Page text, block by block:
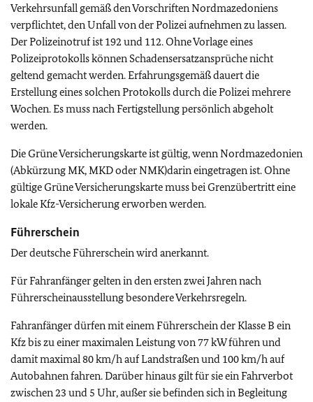
Verkehrsunfall gemäß den Vorschriften Nordmazedoniens
verpflichtet, den Unfall von der Polizei aufnehmen zu lassen.
Der Polizeinotruf ist 192 und 112. Ohne Vorlage eines
Polizeiprotokolls können Schadensersatzansprüche nicht
geltend gemacht werden. Erfahrungsgemäß dauert die
Erstellung eines solchen Protokolls durch die Polizei mehrere
Wochen. Es muss nach Fertigstellung persönlich abgeholt
werden.
Die Grüne Versicherungskarte ist gültig, wenn Nordmazedonien
(Abkürzung MK, MKD oder NMK)darineingetragen ist. Ohne
gültige Grüne Versicherungskarte muss bei Grenzübertritt eine
lokale Kfz-Versicherung erworben werden.
Führerschein
Der deutsche Führerschein wird anerkannt.
Für Fahranfänger gelten in den ersten zwei Jahren nach
Führerscheinausstellung besondere Verkehrsregeln.
Fahranfänger dürfen mit einem Führerschein der Klasse B ein
Kfz bis zu einer maximalen Leistung von 77 kW führen und
damit maximal 80 km/h auf Landstraßen und 100 km/h auf
Autobahnen fahren. Darüber hinaus gilt für sie ein Fahrverbot
zwischen 23 und 5 Uhr, außer sie befinden sich in Begleitung